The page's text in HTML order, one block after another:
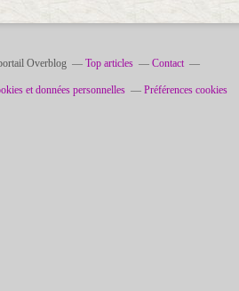
Overblog Top articles Contact
et données personnelles Préférences cookies